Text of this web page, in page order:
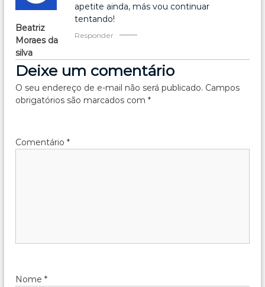
o
d
e
P
s
Beatriz
Moraes da
silva
apetite ainda, más vou continuar
tentando!
Responder
Deixe um comentário
O seu endereço de e-mail não será publicado. Campos
obrigatórios são marcados com*
Comentário*
Nome*